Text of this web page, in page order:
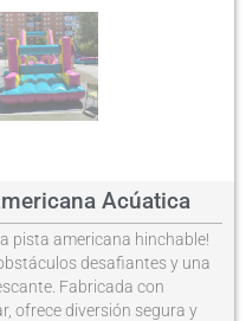
Acúatica
pista americana hinchable!
desafiantes y una
Fabricada con
ofrece diversión segura y